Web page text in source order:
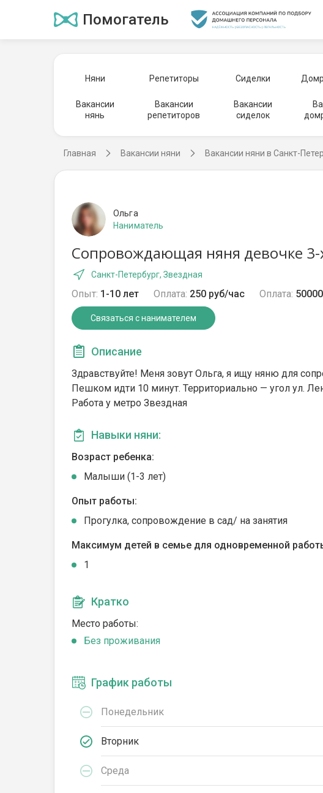
Помогатель
Няни Репетиторы Сиделки
Вакансии
нянь
Вакансии
репетиторов
Вакансии
сиделок
Главная Вакансии няни Вакансии няни в Санкт-
Ольга
Наниматель
Сопровождающая няня девочке 3-
Санкт-Петербург, Звездная
Опыт: 1-10 лет Оплата: 250 руб/час Оплата:
Связаться с нанимателем
Описание
Здравствуйте! Меня зовут Ольга, я ищу няню для
Пешком идти 10 минут. Территориально — угол ул.
Работа у метро Звездная
Навыки няни:
Возраст ребенка:
Малыши (1-3 лет)
Опыт работы:
Прогулка, сопровождение в сад/ на занятия
Максимум детей в семье для одновременной
1
Кратко
Место работы:
Без проживания
График работы
Понедельник
Вторник
Среда